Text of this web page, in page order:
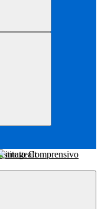
Istituto Comprensivo